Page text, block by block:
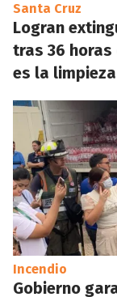
Santa Cruz
Logran
tras 36
es la
Incendio
Gobierno